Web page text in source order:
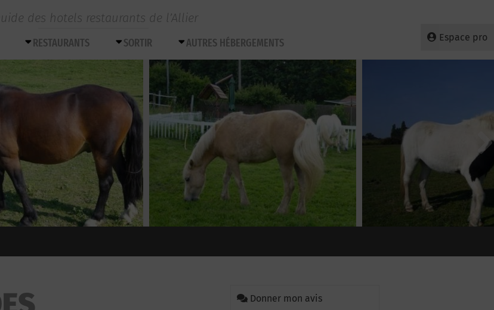
des hotels restaurants de l’Allier
Espace pro
RESTAURANTS SORTIR AUTRES HÉBERGEMENTS
Donner mon avis